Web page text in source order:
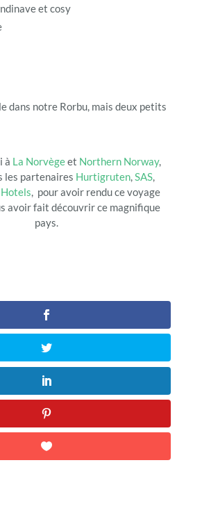
et cosy
dans notre Rorbu, mais deux petits
à La Norvègeet Northern Norway,
les partenaires Hurtigruten,SAS,
, pour avoir rendu ce voyage
avoir fait découvrir ce magnifique
pays.